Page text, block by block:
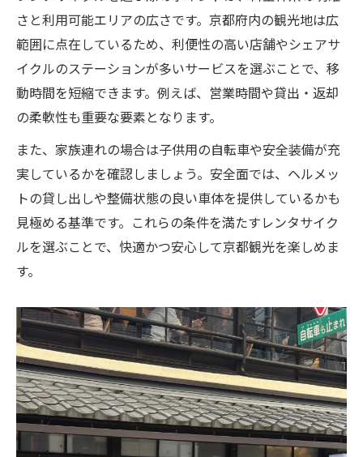
さと利用可能エリアの広さです。京都府内の観光地は広
範囲に点在しているため、利便性の高い店舗やシェアサ
イクルのステーションが多いサービスを選ぶことで、移
動時間を短縮できます。例えば、営業時間や貸出・返却
の柔軟性も重要な要素となります。
また、家族連れの場合は子供用の自転車や安全装備が充
実しているかを確認しましょう。安全面では、ヘルメッ
トの貸し出しや整備状態の良い車体を提供しているかも
見極める基準です。これらの条件を満たすレンタサイク
ルを選ぶことで、快適かつ安心して京都観光を楽しめま
す。